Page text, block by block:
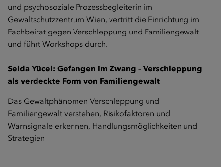
und psychosoziale Prozessbegleiterin im
Gewaltschutzzentrum Wien, vertritt die Einrichtung im
Fachbeirat gegen Verschleppung und Familiengewalt
und führt Workshops durch.
Selda Yücel: Gefangen im Zwang – Verschleppung
als verdeckte Form von Familiengewalt
Das Gewaltphänomen Verschleppung und
Familiengewalt verstehen, Risikofaktoren und
Warnsignale erkennen, Handlungsmöglichkeiten und
Strategien